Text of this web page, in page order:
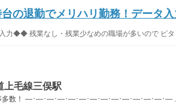
の退勤でメリハリ勤務！データ入
◆◆ 残業なし・残業少なめの職場が多いので ピタ
上毛線三俣駅
事多数！ ―･―･―･―･―･―･―･―･―･―･―･―･―･―